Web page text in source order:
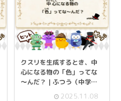
クスリを生成するとき、中
心になる物の「色」ってな
～んだ？ | ふつう（中学生
レベル）- 挑戦状 102
2025.11.08